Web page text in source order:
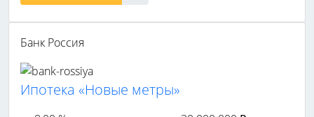
Банк Россия
Ипотека «Новые метры»